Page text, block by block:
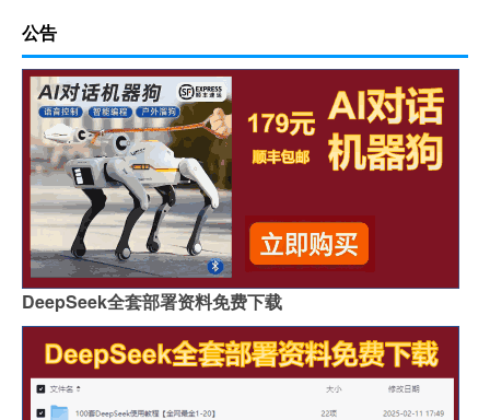
公告
DeepSeek全套部署资料免费下载